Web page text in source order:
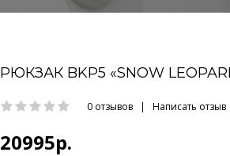
РЮКЗАК BKP5 «SNOW
0 отзывов | Написать отзыв
20995р.